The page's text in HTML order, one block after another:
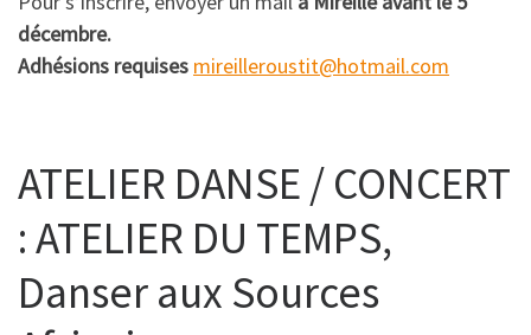
décembre.
Adhésions requises mireilleroustit@hotmail.com
ATELIER DANSE / CONCERT
: ATELIER DU TEMPS,
Danser aux Sources